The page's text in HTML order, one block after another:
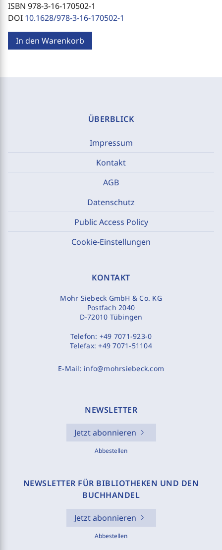
ISBN 978-3-16-170502-1
DOI 10.1628/978-3-16-170502-1
In den Warenkorb
ÜBERBLICK
Impressum
Kontakt
AGB
Datenschutz
Public Access Policy
Cookie-Einstellungen
KONTAKT
Mohr Siebeck GmbH & Co. KG
Postfach 2040
D-72010 Tübingen
Telefon: +49 7071-923-0
Telefax:+49 7071-51104
E-Mail: info@mohrsiebeck.com
NEWSLETTER
Jetzt abonnieren
Abbestellen
NEWSLETTER FÜR BIBLIOTHEKEN UND DEN
BUCHHANDEL
Jetzt abonnieren
Abbestellen